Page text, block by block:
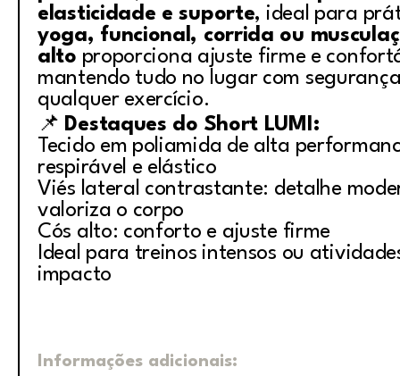
elasticidade e suporte, ideal para
yoga, funcional, corrida ou
alto proporciona ajuste firme e
mantendo tudo no lugar com
qualquer exercício.
📌 Destaques do Short LUMI:
Tecido em poliamida de alta
respirável e elástico
Viés lateral contrastante: detalhe
valoriza o corpo
Cós alto: conforto e ajuste firme
Ideal para treinos intensos ou
impacto
Informações adicionais: